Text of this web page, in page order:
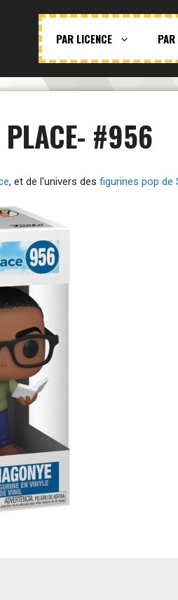
PAR LICENCE
PLACE- #956
, et de l'univers des figurines pop de